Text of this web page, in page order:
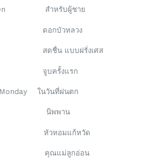
Men สำหรับผู้ชาย
ดอกบัวหลวง
ดชื่น แบบฝรั่งเศส
จูบครั้งแรก
Monday ในวันที่ฝนตก
นิพพาน
หัวหอมแก้หวัด
คุณแม่ลูกอ่อน